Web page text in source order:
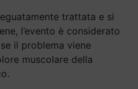
trattata e si
l’evento è considerato
il problema viene
muscolare della